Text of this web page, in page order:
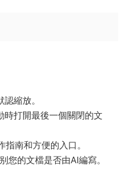
縮放。
時打開最後一個關閉的文
南和方便的入口。
您的文檔是否由AI編寫。